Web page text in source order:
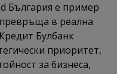
България е пример
превръща в реална
Булбанк
приоритет,
за бизнеса,